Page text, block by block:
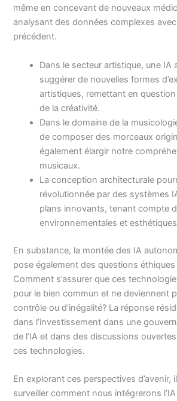
même en concevant de nouveaux
analysant des données complexes
précédent.
Dans le secteur artistique, une IA
suggérer de nouvelles formes
artistiques, remettant en
de la créativité.
Dans le domaine de la
de composer des morceaux
également élargir notre
musicaux.
La conception architecturale
révolutionnée par des systèmes
plans innovants, tenant compte
environnementales et
En substance, la montée des IA
pose également des questions
Comment s’assurer que ces
pour le bien commun et ne deviennent
contrôle ou d’inégalité? La réponse
dans l’investissement dans une
de l’IA et dans des discussions
ces technologies.
En explorant ces perspectives d’avenir,
surveiller comment nous intégrerons